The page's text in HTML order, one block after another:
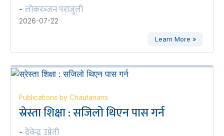
- लोकरञ्‍जन पराजुली
2026-07-22
Learn More »
Publications by Chautarians
स्रेस्ता शिक्षा : सजिलो थिएन पास गर्न
- देवेन्द्र उप्रेती